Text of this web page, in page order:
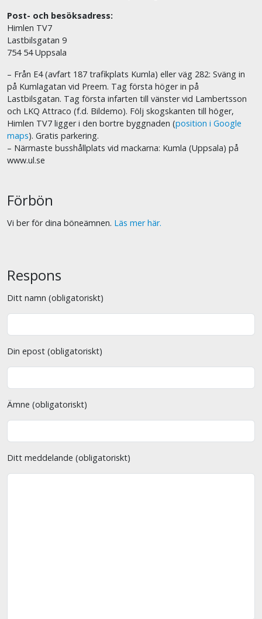
Post- och besöksadress:
Himlen TV7
Lastbilsgatan 9
754 54 Uppsala
– Från E4 (avfart 187 trafikplats Kumla) eller väg 282: Sväng in
på Kumlagatan vid Preem. Tag första höger in på
Lastbilsgatan. Tag första infarten till vänster vid Lambertsson
och LKQ Attraco (f.d. Bildemo). Följ skogskanten till höger,
Himlen TV7 ligger i den bortre byggnaden (position i Google
maps). Gratis parkering.
– Närmaste busshållplats vid mackarna: Kumla (Uppsala) på
www.ul.se
Förbön
Vi ber för dina böneämnen. Läs mer här.
Respons
Ditt namn (obligatoriskt)
Din epost (obligatoriskt)
Ämne (obligatoriskt)
Ditt meddelande (obligatoriskt)